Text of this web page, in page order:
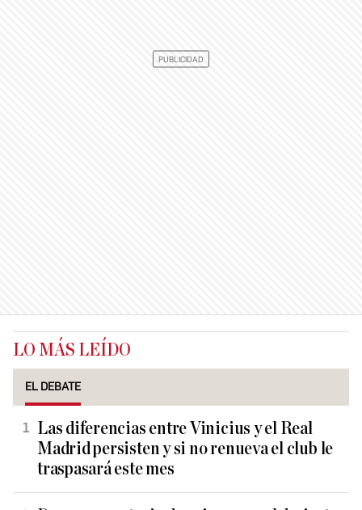
LO MÁS LEÍDO
EL DEBATE
Las diferencias entre Vinicius y el Real
Madrid persisten y si no renueva el club le
traspasará este mes